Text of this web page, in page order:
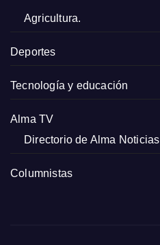
Agricultura.
Deportes
Tecnología y educación
Alma TV
Directorio de Alma Noticias
Columnistas